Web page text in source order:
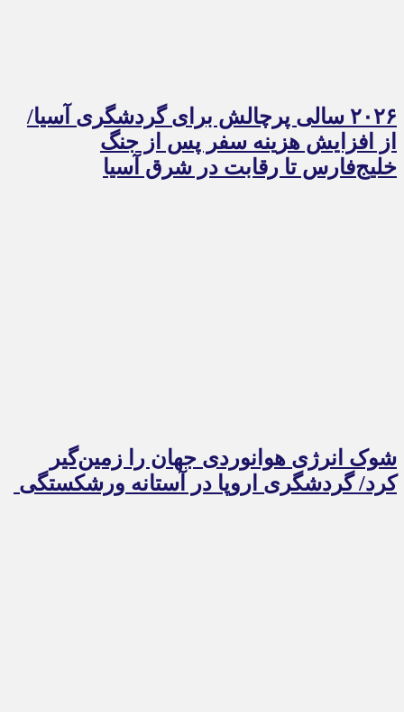
۲۰۲۶ سالی پرچالش برای گردشگری آسیا/
از افزایش هزینه سفر پس از جنگ
خلیج‌فارس تا رقابت در شرق آسیا
شوک انرژی هوانوردی جهان را زمین‌گیر
کرد/ گردشگری اروپا در آستانه ورشکستگی